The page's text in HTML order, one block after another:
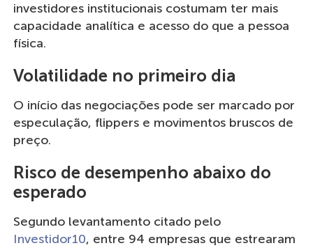
investidores institucionais costumam ter mais
capacidade analítica e acesso do que a pessoa
física.
Volatilidade no primeiro dia
O início das negociações pode ser marcado por
especulação, flippers e movimentos bruscos de
preço.
Risco de desempenho abaixo do
esperado
Segundo levantamento citado pelo
Investidor10, entre 94 empresas que estrearam